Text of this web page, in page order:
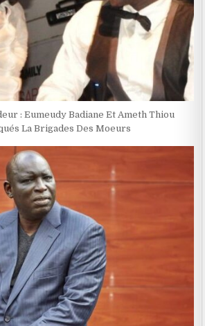
: Eumeudy Badiane Et Ameth Thiou
La Brigades Des Moeurs